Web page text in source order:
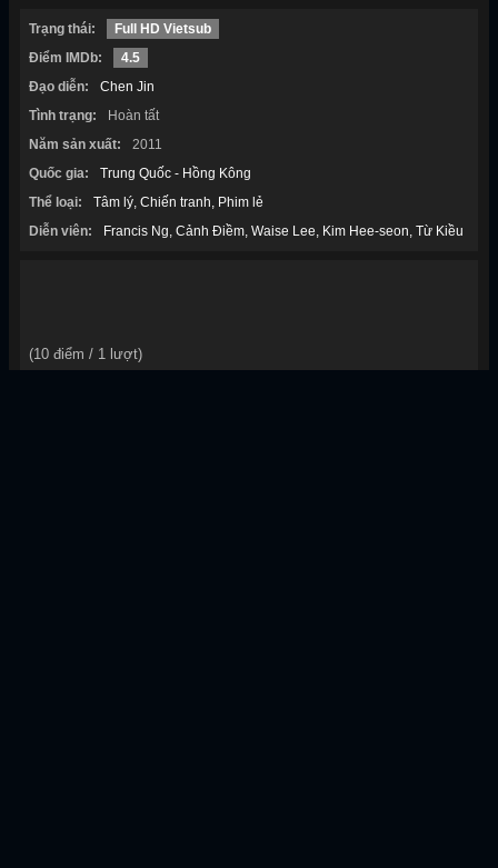
Trạng thái:
Full HD Vietsub
Điểm IMDb:
4.5
Đạo diễn:
Chen Jin
Tình trạng:
Hoàn tất
Năm sản xuất:
2011
Quốc gia:
Trung Quốc - Hồng Kông
Thể loại:
Tâm lý Chiến tranh
Phim lẻ
Diễn viên:
Francis Ng Cảnh Điềm Waise Lee Kim Hee-seon Từ Kiều
(10 điểm / 1 lượt)